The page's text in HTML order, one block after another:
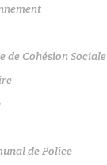
de Cohésion Sociale
de Police